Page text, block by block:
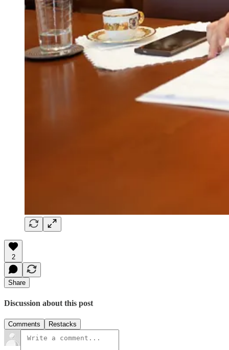
2
Share
Discussion about this post
Comments Restacks